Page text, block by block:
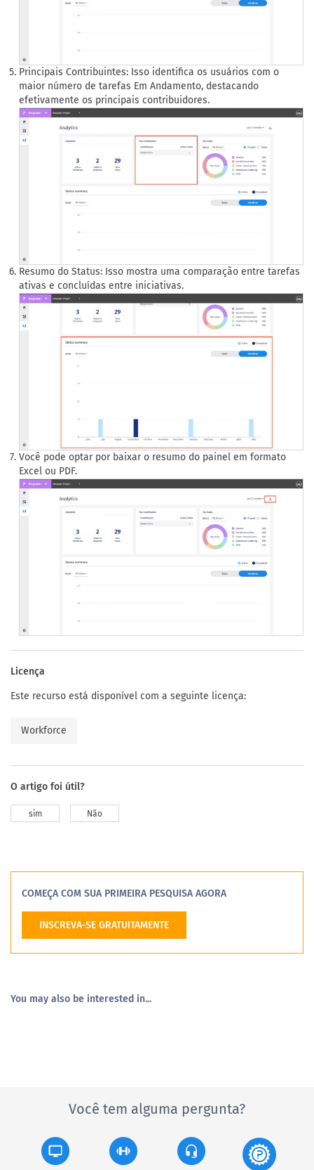
Principais Contribuintes: Isso identifica os usuários com o
maior número de tarefas Em Andamento, destacando
efetivamente os principais contribuidores.
Resumo do Status: Isso mostra uma comparação entre tarefas
ativas e concluídas entre iniciativas.
Você pode optar por baixar o resumo do painel em formato
Excel ou PDF.
Licença
Este recurso está disponível com a seguinte licença:
Workforce
O artigo foi útil?
sim Não
COMEÇA COM SUA PRIMEIRA PESQUISA AGORA
INSCREVA-SE GRATUITAMENTE
You may also be interested in...
Você tem alguma pergunta?